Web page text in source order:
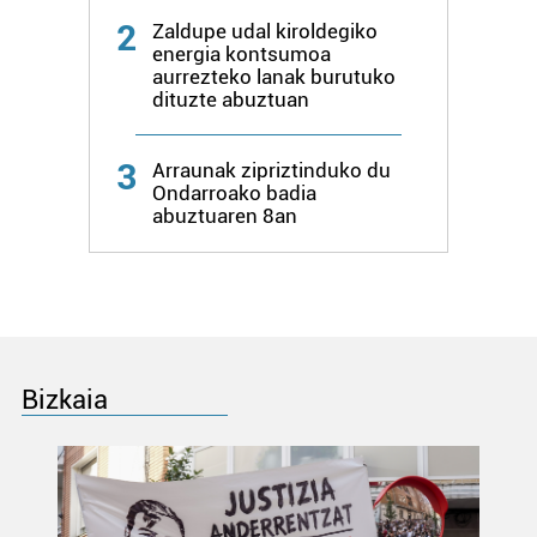
2
Zaldupe udal kiroldegiko
energia kontsumoa
aurrezteko lanak burutuko
dituzte abuztuan
3
Arraunak zipriztinduko du
Ondarroako badia
abuztuaren 8an
Bizkaia